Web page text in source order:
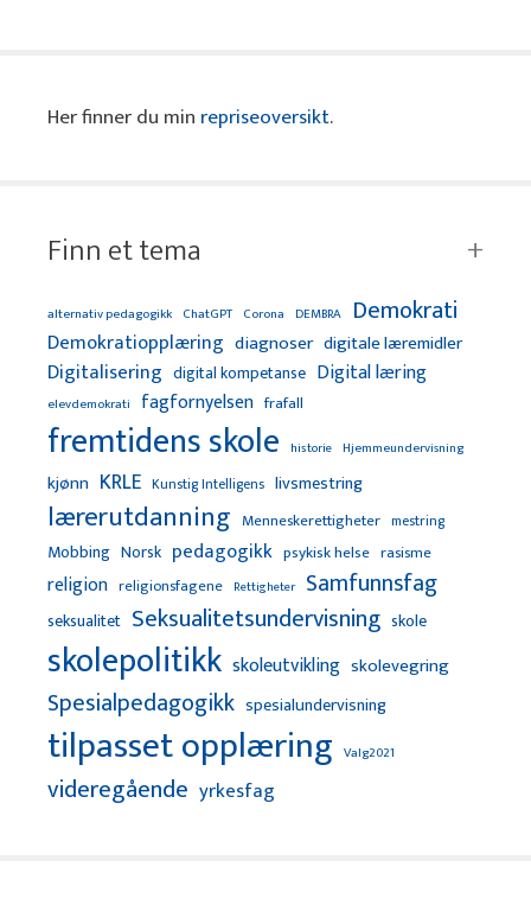
Her finner du min repriseoversikt.
Finn et tema
alternativ pedagogikk ChatGPT Corona DEMBRA Demokrati
Demokratiopplæring diagnoser digitale læremidler
Digitalisering digital kompetanse Digital læring
elevdemokrati fagfornyelsen frafall
fremtidens skole historie Hjemmeundervisning
kjønn KRLE Kunstig Intelligens livsmestring
lærerutdanning Menneskerettigheter mestring
Mobbing Norsk pedagogikk psykisk helse rasisme
religion religionsfagene Rettigheter Samfunnsfag
seksualitet Seksualitetsundervisning skole
skolepolitikk skoleutvikling skolevegring
Spesialpedagogikk spesialundervisning
tilpasset opplæring Valg2021
videregående yrkesfag